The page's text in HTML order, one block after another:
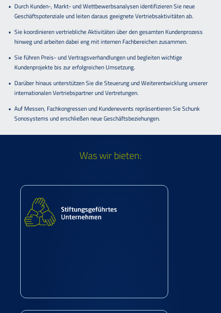
Durch Kunden-, Markt- und Wettbewerbsanalysen identifizieren Sie neue
Geschäftspotenziale und leiten daraus geeignete Vertriebsaktivitäten ab.
Sie koordinieren vertriebliche Aktivitäten über den gesamten Kundenprozess
hinweg und arbeiten dabei eng mit internen Fachbereichen zusammen.
Sie führen Preis- und Vertragsverhandlungen und begleiten wichtige
Kundenprojekte bis zur erfolgreichen Umsetzung.
Darüber hinaus unterstützen Sie die Steuerung und Weiterentwicklung unserer
internationalen Vertriebspartner und Vertretungen.
Auf Messen, Fachkongressen und Kundenevents repräsentieren Sie Schunk
Sonosystems und erschließen neue Geschäftsbeziehungen.
Was wir bieten: